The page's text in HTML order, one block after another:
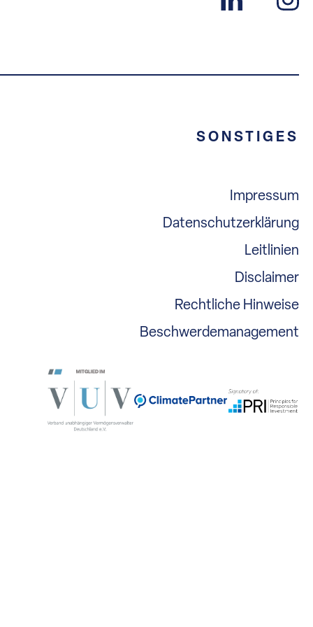
SONSTIGES
Impressum
Datenschutzerklärung
Leitlinien
Disclaimer
Rechtliche Hinweise
Beschwerdemanagement